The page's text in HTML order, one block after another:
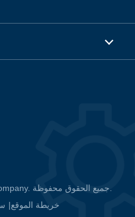
خريطة الموقع|